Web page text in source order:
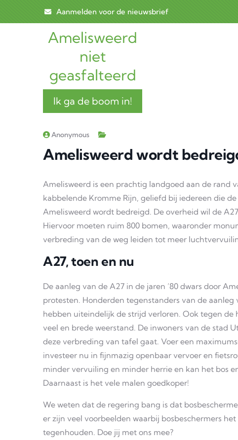
Skip to main content
Aanmelden voor de nieuwsbrief
Amelisweerd
niet
geasfalteerd
Ik ga de boom in!
Anonymous
Amelisweerd wordt
Amelisweerd is een prachtig landgoed aan de rand
kabbelende Kromme Rijn, geliefd bij iedereen die
Amelisweerd wordt bedreigd. De overheid wil de
Hiervoor moeten ruim 800 bomen, waaronder
verbreding van de weg leiden tot meer
A27, toen en nu
De aanleg van de A27 in de jaren ’80 dwars door
protesten. Honderden tegenstanders van de
hebben uiteindelijk de strijd verloren. Ook tegen
veel en brede weerstand. De inwoners van de stad
deze verbreding van tafel gaat. Voer een
investeer nu in fijnmazig openbaar vervoer en
minder vervuiling en minder herrie en kan het bos
Daarnaast is het vele malen goedkoper!
We weten dat de regering bang is dat
er zijn veel voorbeelden waarbij bosbeschermers
tegenhouden. Doe jij met ons mee?